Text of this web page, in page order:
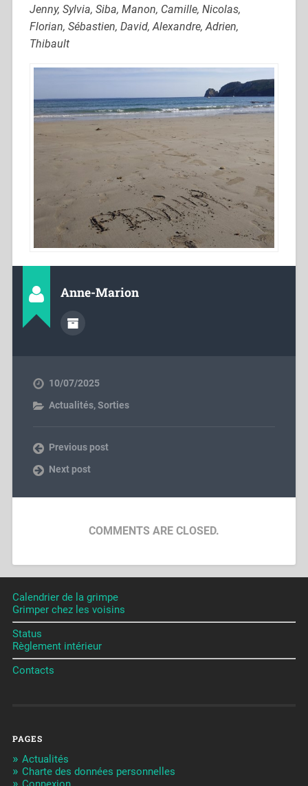
Jenny, Sylvia, Siba, Manon, Camille, Nicolas,
Florian, Sébastien, David, Alexandre, Adrien,
Thibault
Anne-Marion
10/07/2025
Actualités,Sorties
Previous post
Next post
COMMENTS ARE CLOSED.
Calendrier de la grimpe
Grimper chez les voisins
Status
Règlement intérieur
Contacts
PAGES
Actualités
Charte des données personnelles